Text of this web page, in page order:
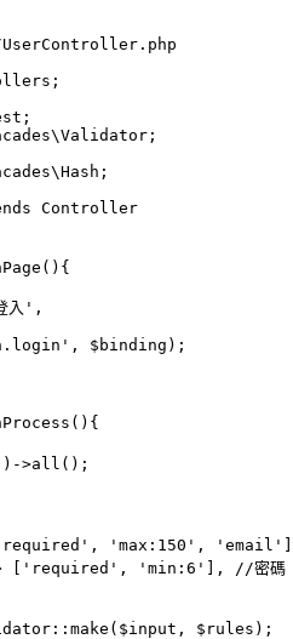
Controller
',
$binding);
>all();
'max:150',
['required', 'min:6'], //密碼
$rules);